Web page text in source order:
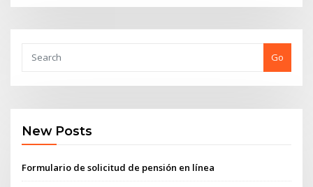
Go
New Posts
Formulario de solicitud de pensión en línea